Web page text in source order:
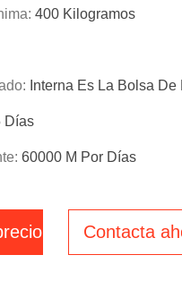
400 Kilogramos
Interna Es La Bolsa
Días
60000 M Por Días
Contacta